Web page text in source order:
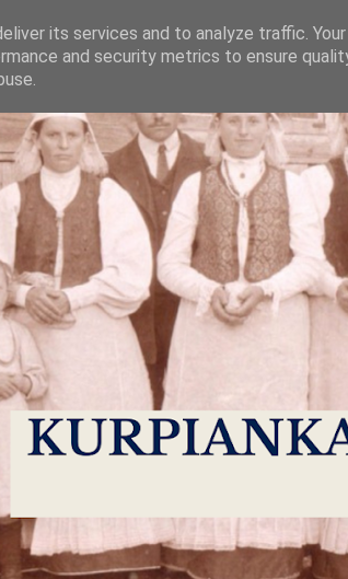
its services and to analyze traffic.
and security metrics to ensure